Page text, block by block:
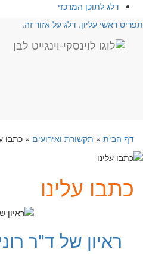
דלג לתוכן המרכזי
ראשי עליון. דלג על אזור זה.
דף הבית» תקשורת ואירועים» כתבו
כתבו עלינו
ראיון של ד"ר